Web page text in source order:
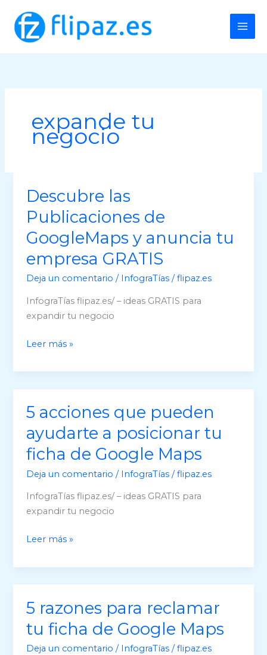
contenido
expande tu
negocio
Descubre las
Publicaciones de
GoogleMaps y anuncia tu
empresa GRATIS
Deja un comentario / InfograTías /flipaz.es
InfograTías flipaz.es/ – ideas GRATIS para
expandir tu negocio
Descubre
Publicaciones
de
GoogleMaps
y
anuncia
tu
empresa
GRATIS
Leer más »
5 acciones que pueden
ayudarte a posicionar tu
ficha de Google Maps
Deja un comentario / InfograTías /flipaz.es
InfograTías flipaz.es/ – ideas GRATIS para
expandir tu negocio
5
que
pueden
a
posicionar
tu
Leer más »
5 razones para reclamar
tu ficha de Google Maps
Deja un comentario / InfograTías /flipaz.es